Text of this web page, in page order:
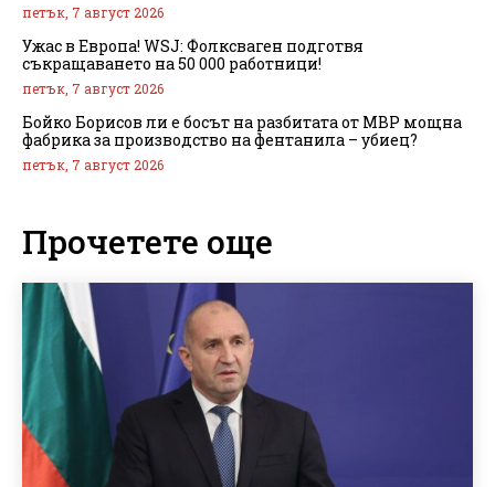
петък, 7 август 2026
Ужас в Европа! WSJ: Фолксваген подготвя
съкращаването на 50 000 работници!
петък, 7 август 2026
Бойко Борисов ли е босът на разбитата от МВР мощна
фабрика за производство на фентанила – убиец?
петък, 7 август 2026
Прочетете още